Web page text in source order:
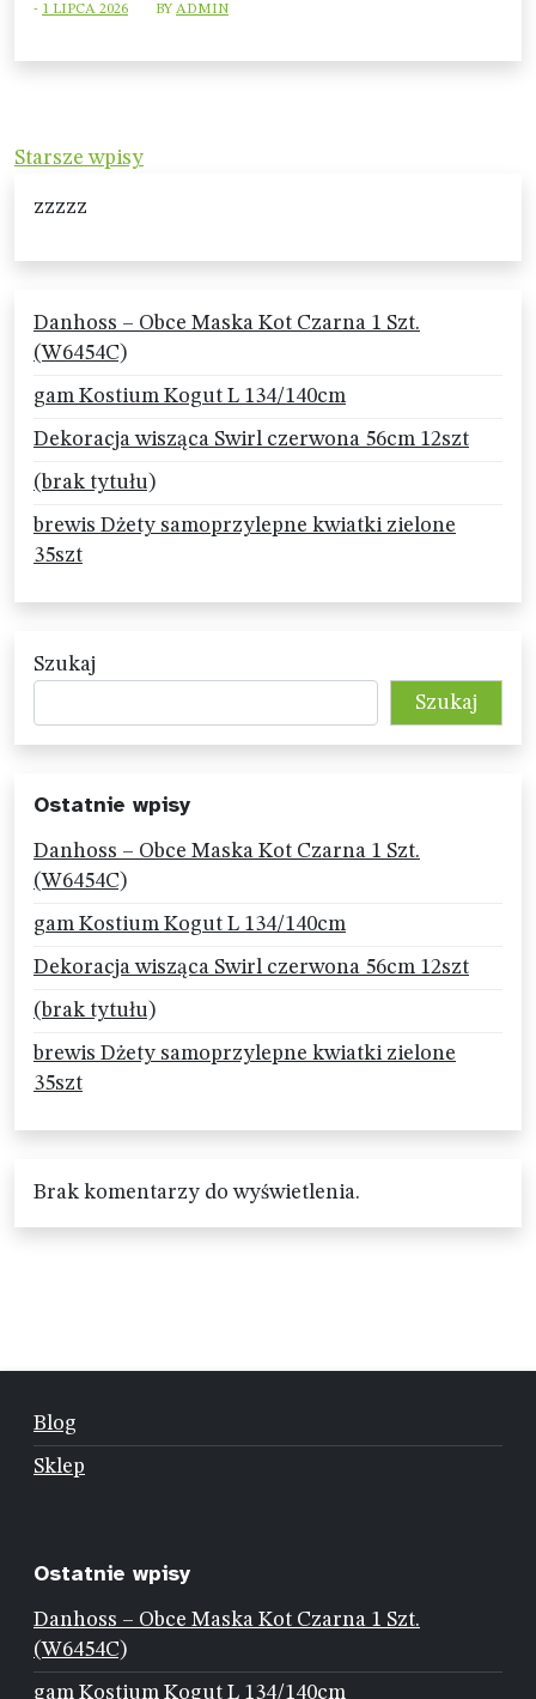
- 1 LIPCA 2026 BYADMIN
Nawigacja
po
Starsze wpisy
zzzzz
Danhoss – Obce Maska Kot Czarna 1 Szt.
(W6454C)
gam Kostium Kogut L 134/140cm
Dekoracja wisząca Swirl czerwona 56cm 12szt
(brak tytułu)
brewis Dżety samoprzylepne kwiatki zielone
35szt
Szukaj
Szukaj
Ostatnie wpisy
Danhoss – Obce Maska Kot Czarna 1 Szt.
(W6454C)
gam Kostium Kogut L 134/140cm
Dekoracja wisząca Swirl czerwona 56cm 12szt
(brak tytułu)
brewis Dżety samoprzylepne kwiatki zielone
35szt
Brak komentarzy do wyświetlenia.
Blog
Sklep
Ostatnie wpisy
Danhoss – Obce Maska Kot Czarna 1 Szt.
(W6454C)
gam Kostium Kogut L 134/140cm